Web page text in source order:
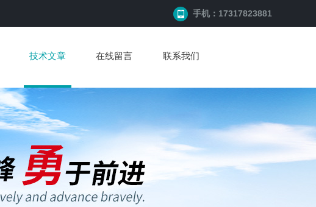
手机：17317823881
技术文章 在线留言 联系我们